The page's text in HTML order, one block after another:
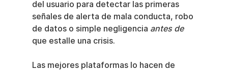
del usuario para detectar las primeras
señales de alerta de mala conducta, robo
de datos o simple negligencia antes de
que estalle una crisis.
Las mejores plataformas lo hacen de